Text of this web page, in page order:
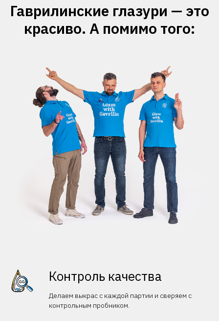
Гаврилинские глазури — это
красиво. А помимо того:
Контроль качества
Делаем выкрас с каждой партии и сверяем с
контрольным пробником.